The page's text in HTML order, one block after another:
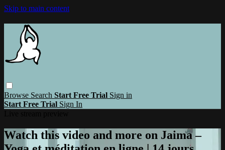
Skip to main content
Browse Search Start Free Trial Sign in
Start Free Trial Sign In
Watch this video and more on Jaima –